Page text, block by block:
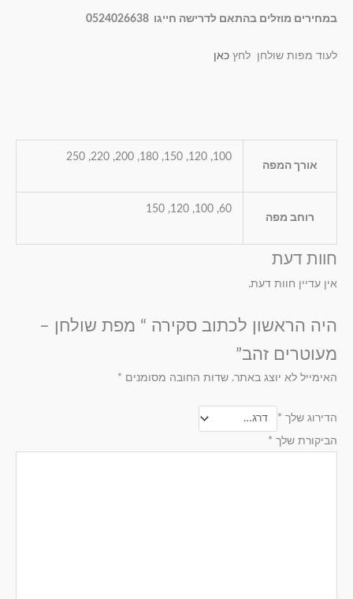
במחירים מוזלים בהתאם לדרישה חייגו 0524026638
לעוד מפות שולחן לחץ כאן
אורך המפה
100, 120, 150, 180, 200, 220, 250
רוחב מפה
60, 100, 120, 150
חוות דעת
אין עדיין חוות דעת.
היה הראשון לכתוב סקירה “ מפת שולחן –
מעוטרים זהב”
האימייל לא יוצג באתר. שדות החובה מסומנים *
הדירוג שלך *
הביקורת שלך *